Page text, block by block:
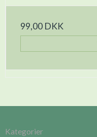
99,00 DKK
Kategorier